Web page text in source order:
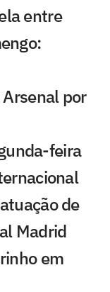
entre
por
feira
de
Madrid
em